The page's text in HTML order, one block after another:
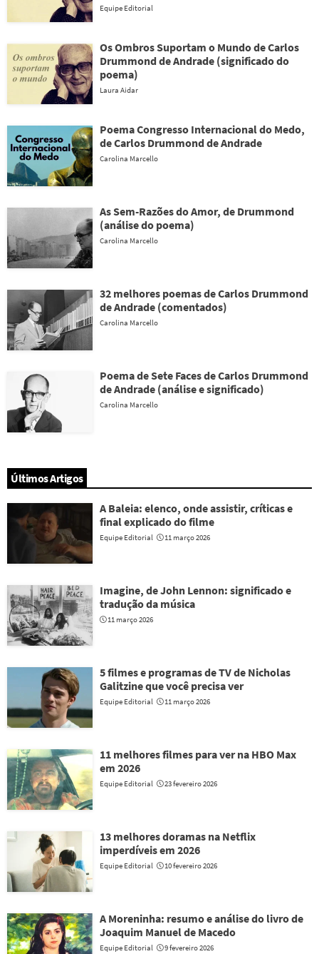
Equipe Editorial
Os Ombros Suportam o Mundo de Carlos
Drummond de Andrade (significado do
poema)
Laura Aidar
Poema Congresso Internacional do Medo,
de Carlos Drummond de Andrade
Carolina Marcello
As Sem-Razões do Amor, de Drummond
(análise do poema)
Carolina Marcello
32 melhores poemas de Carlos Drummond
de Andrade (comentados)
Carolina Marcello
Poema de Sete Faces de Carlos Drummond
de Andrade (análise e significado)
Carolina Marcello
Últimos Artigos
A Baleia: elenco, onde assistir, críticas e
final explicado do filme
Equipe Editorial 11 março 2026
Imagine, de John Lennon: significado e
tradução da música
11 março 2026
5 filmes e programas de TV de Nicholas
Galitzine que você precisa ver
Equipe Editorial 11 março 2026
11 melhores filmes para ver na HBO Max
em 2026
Equipe Editorial 23 fevereiro 2026
13 melhores doramas na Netflix
imperdíveis em 2026
Equipe Editorial 10 fevereiro 2026
A Moreninha: resumo e análise do livro de
Joaquim Manuel de Macedo
Equipe Editorial 9 fevereiro 2026